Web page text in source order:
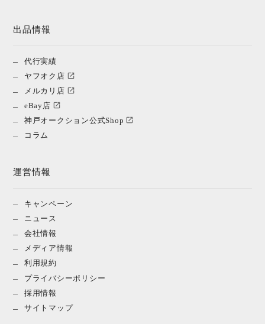
出品情報
代行実績
ヤフオク店
メルカリ店
eBay店
神戸オークション公式Shop
コラム
運営情報
キャンペーン
ニュース
会社情報
メディア情報
利用規約
プライバシーポリシー
採用情報
サイトマップ